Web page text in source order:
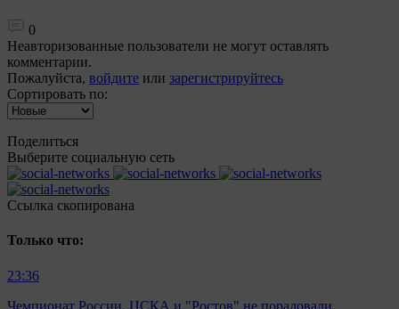
0
Неавторизованные пользователи не могут оставлять
комментарии.
Пожалуйста, войдите или зарегистрируйтесь
Сортировать по:
Поделиться
Выберите социальную сеть
Ccылка скопирована
Только что:
23:36
Чемпионат России. ЦСКА и "Ростов" не порадовали